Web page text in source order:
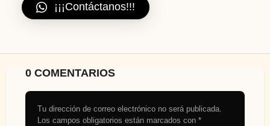
¡¡¡Contáctanos!!!
0 COMENTARIOS
Tu dirección de correo electrónico no será publicada.
Los campos obligatorios están marcados con *